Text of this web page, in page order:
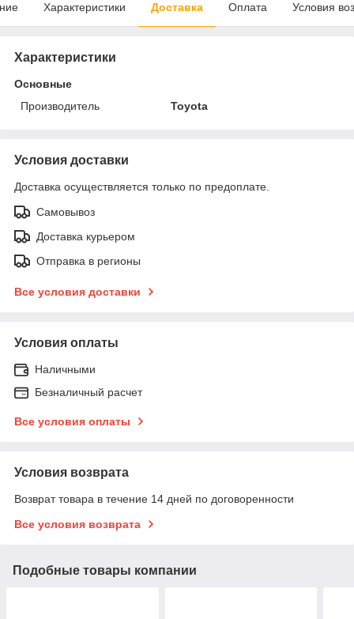
Характеристики Доставка Оплата Условия
Характеристики
Основные
Производитель
Toyota
Условия доставки
Доставка осуществляется только по предоплате.
Самовывоз
Доставка курьером
Отправка в регионы
Все условия доставки
Условия оплаты
Наличными
Безналичный расчет
Все условия оплаты
Условия возврата
Возврат товара в течение 14 дней по договоренности
Все условия возврата
Подобные товары компании